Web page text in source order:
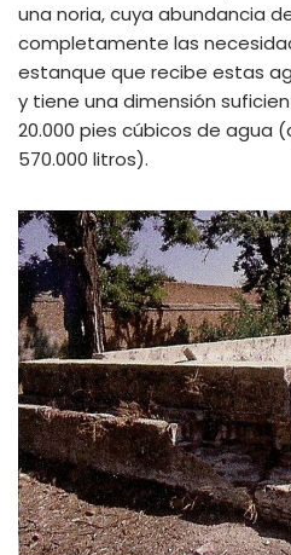
una noria, cuya abundancia
completamente las
estanque que recibe estas
y tiene una dimensión
20.000 pies cúbicos de agua
570.000 litros).